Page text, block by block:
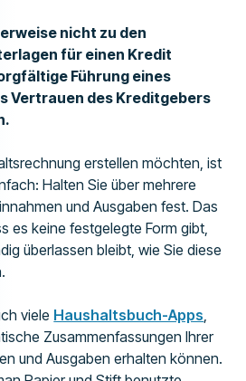
nicht zu den
für einen Kredit
Führung eines
Vertrauen des Kreditgebers
erstellen möchten, ist
Halten Sie über mehrere
und Ausgaben fest. Das
es keine festgelegte Form gibt,
überlassen bleibt, wie Sie diese
viele Haushaltsbuch-Apps
Zusammenfassungen Ihrer
und Ausgaben erhalten können.